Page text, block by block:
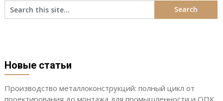
Новые статьи
Производство металлоконструкций: полный цикл от
проектирования до монтажа для промышленности и ОПК